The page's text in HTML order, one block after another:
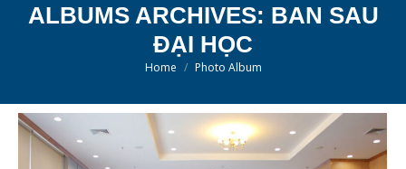
ALBUMS ARCHIVES: BAN SAU
ĐẠI HỌC
You are here:
Home Photo Album